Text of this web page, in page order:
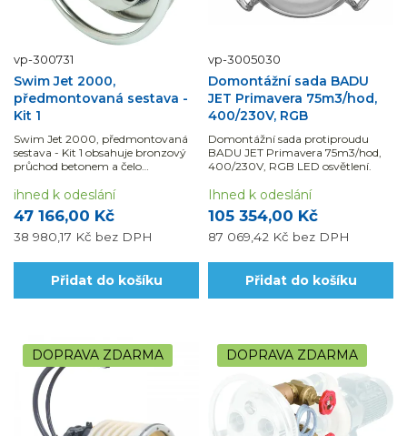
vp-300731
Swim Jet 2000,
předmontovaná sestava -
Kit 1
Swim Jet 2000, předmontovaná
sestava - Kit 1 obsahuje bronzový
průchod betonem a čelo
47 166,00 Kč
38 980,17 Kč bez DPH
ihned k odeslání
Přidat do košíku
vp-3005030
Domontážní sada BADU
JET Primavera 75m3/hod,
400/230V, RGB
Domontážní sada protiproudu
BADU JET Primavera 75m3/hod,
400/230V, RGB LED osvětlení.
105 354,00 Kč
87 069,42 Kč bez DPH
Ihned k odeslání
Přidat do košíku
DOPRAVA ZDARMA DOPRAVA ZDARMA